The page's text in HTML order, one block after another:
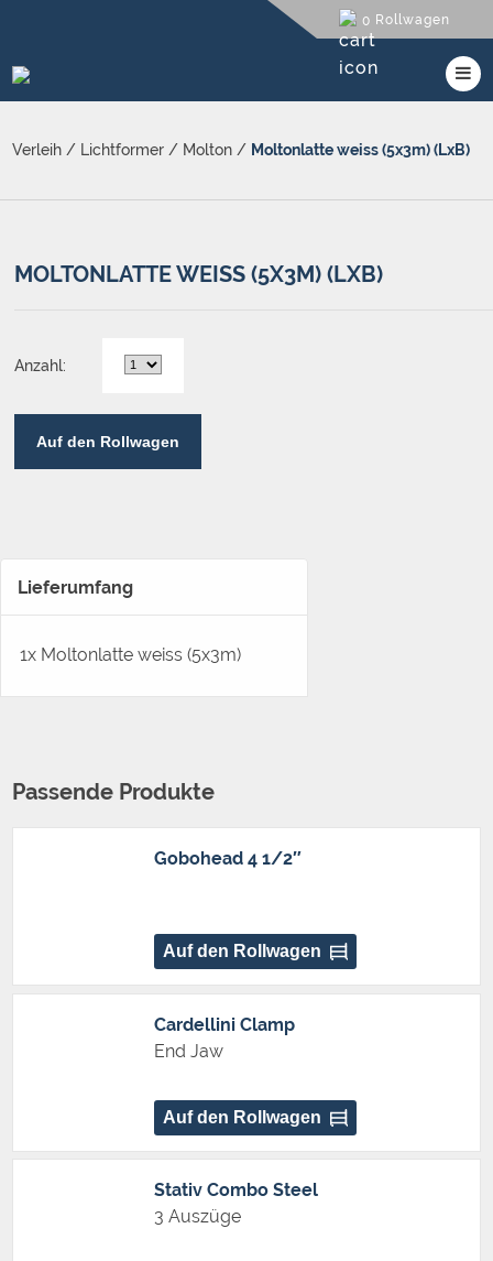
0 Rollwagen
Verleih / Lichtformer / Molton / Moltonlatte weiss (5x3m) (LxB)
MOLTONLATTE WEISS (5X3M) (LXB)
Anzahl:
Auf den Rollwagen
Lieferumfang
1x Moltonlatte weiss (5x3m)
Passende Produkte
Gobohead 4 1/2″
Auf den Rollwagen
Cardellini Clamp
End Jaw
Auf den Rollwagen
Stativ Combo Steel
3 Auszüge